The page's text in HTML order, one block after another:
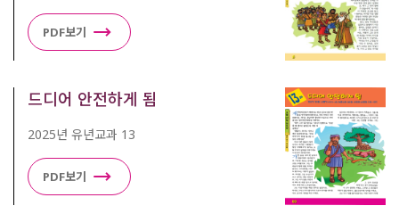
PDF보기
드디어 안전하게 됨
2025년 유년교과 13
PDF보기